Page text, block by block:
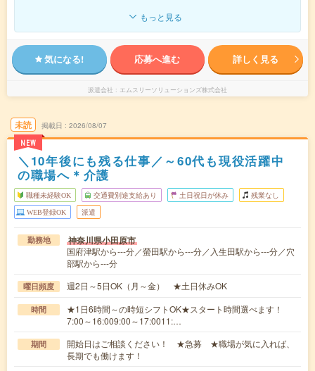
もっと見る
気になる! 応募へ進む 詳しく見る
派遣会社 エムスリーソリューションズ株式会社
未読
NEW
掲載日 2026/08/07
＼10年後にも残る仕事／～60代も現役活躍中
の職場へ＊介護
職種未経験OK 交通費別途支給あり 土日祝日が休み 残業なし
WEB登録OK 派遣
勤務地 神奈川県小田原市
国府津駅から---分／螢田駅から---分／入生田駅から---分／穴
部駅から---分
曜日頻度 週2日～5日OK（月～金） ★土日休みOK
時間
★1日6時間～の時短シフトOK★スタート時間選べます！
7:00～16:009:00～17:0011:…
期間
開始日はご相談ください！ ★急募 ★職場が気に入れば、
長期でも働けます！